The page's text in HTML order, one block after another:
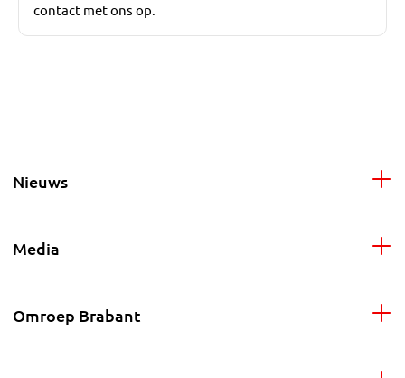
contact met ons op.
Nieuws
Media
Omroep Brabant